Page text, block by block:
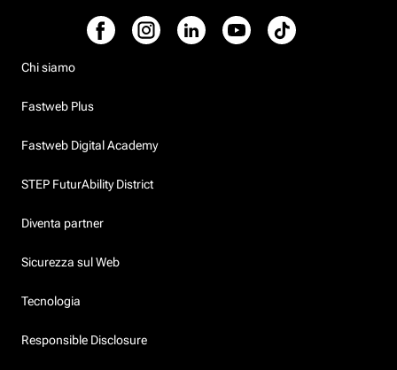
Chi siamo
Fastweb Plus
Fastweb Digital Academy
STEP FuturAbility District
Diventa partner
Sicurezza sul Web
Tecnologia
Responsible Disclosure